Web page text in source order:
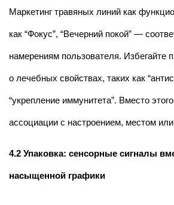
Маркетинг травяных линий как
как “Фокус”, “Вечерний покой” —
намерениям пользователя. Избегайте
о лечебных свойствах, таких как
“укрепление иммунитета”. Вместо
ассоциации с настроением, местом
4.2 Упаковка: сенсорные сигналы
насыщенной графики